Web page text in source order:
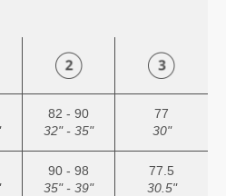
82 - 90
32" - 35"
77
30"
90 - 98
35" - 39"
77.5
30.5"